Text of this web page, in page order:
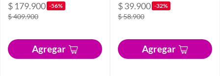
$ 179.900 -56%
$ 409.900
Agregar
$ 39.900 -32%
$ 58.900
Agregar